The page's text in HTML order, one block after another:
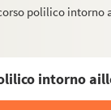
polilico
et